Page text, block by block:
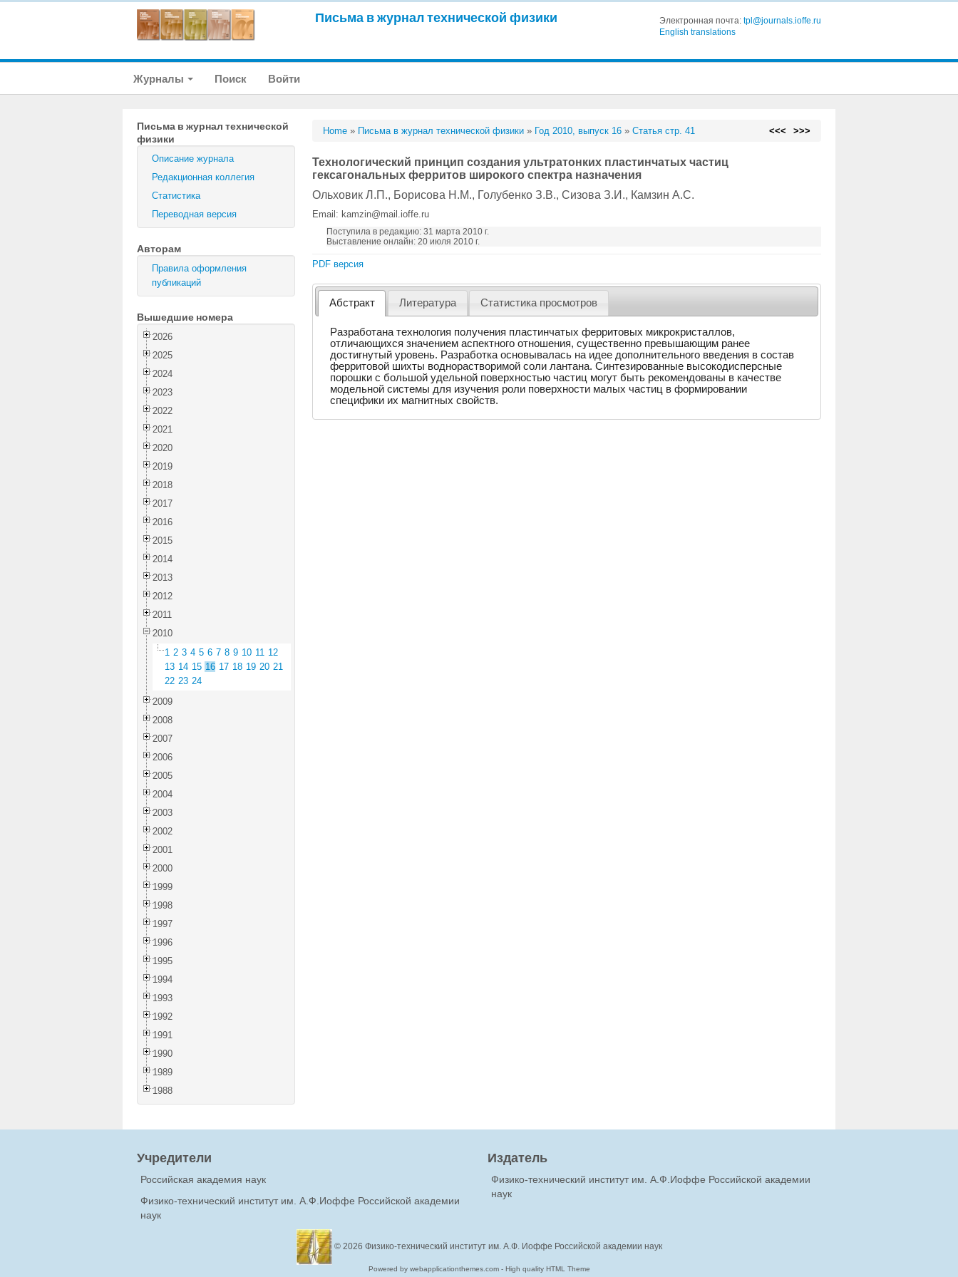
Письма в журнал технической физики Электронная почта: tpl@journals.ioffe.ru
English translations
Журналы Поиск Войти
Письма в журнал технической
физики
Описание журнала
Редакционная коллегия
Статистика
Переводная версия
Авторам
Правила оформления
публикаций
Вышедшие номера
2026
2025
2024
2023
2022
2021
2020
2019
2018
2017
2016
2015
2014
2013
2012
2011
2010
1 2 3 4 5 6 7 8 9 10 11 12
13 14 15 16 17 18 19 20 21
22 23 24
2009
2008
2007
2006
2005
2004
2003
2002
2001
2000
1999
1998
1997
1996
1995
1994
1993
1992
1991
1990
1989
1988
Home » Письма в журнал технической физики » Год 2010, выпуск 16 »Статья стр. 41 <<< >>>
Технологический принцип создания ультратонких пластинчатых частиц
гексагональных ферритов широкого спектра назначения
Ольховик Л.П., Борисова Н.М., Голубенко З.В., Сизова З.И., Камзин А.С.
Email: kamzin@mail.ioffe.ru
Поступила в редакцию: 31 марта 2010 г.
Выставление онлайн: 20 июля 2010 г.
PDF версия
Абстракт Литература Статистика просмотров
Разработана технология получения пластинчатых ферритовых микрокристаллов,
отличающихся значением аспектного отношения, существенно превышающим ранее
достигнутый уровень. Разработка основывалась на идее дополнительного введения в состав
ферритовой шихты воднорастворимой соли лантана. Синтезированные высокодисперсные
порошки с большой удельной поверхностью частиц могут быть рекомендованы в качестве
модельной системы для изучения роли поверхности малых частиц в формировании
специфики их магнитных свойств.
Учредители
Российская академия наук
Физико-технический институт им. А.Ф.Иоффе Российской академии
наук
Издатель
Физико-технический институт им. А.Ф.Иоффе Российской академии
наук
© 2026 Физико-технический институт им. А.Ф. Иоффе Российской академии наук
Powered by webapplicationthemes.com - High quality HTML Theme